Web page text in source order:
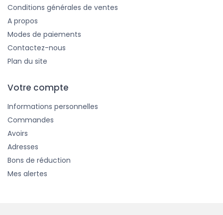
Conditions générales de ventes
A propos
Modes de paiements
Contactez-nous
Plan du site
Votre compte
Informations personnelles
Commandes
Avoirs
Adresses
Bons de réduction
Mes alertes